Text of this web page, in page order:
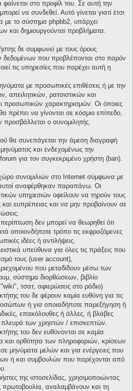
στο προφίλ του. Σε αυτή την
να συνδεθεί. Αυτό γίνεται γιατί έτσι
με το σύστημα phpbb2, υπάρχει
και δημιουργούνται προβλήματα.
δε συμφωνεί με τους όρους
που προβλέπονται στο παρόν
τις υπηρεσίες που παρέχει αυτή η
με προσωπικές επιθέσεις ή με την
απειλητικών, ρατσιστικών και
προσωπικών χαρακτηρισμών. Οι όποιες
πρέπει να γίνονται σε κόσμιο επίπεδο,
ο συνομιλητής.
θα συνεπάγεται την άμεση διαγραφή
και ενδεχομένως την
για τον συγκεκριμένο χρήστη (ban).
χώρο συνομιλιών στο Internet σύμφωνα με
αυτοί αναφέρθηκαν παραπάνω. Οι
υπηρεσιών οφείλουν να τηρούν τους
ευπρέπειας και να μην προβαίνουν σε
δεν μπορεί να θεωρηθεί ότι
οποιονδήποτε τρόπο τις εκφραζόμενες
ιδέες ή αντιλήψεις.
υπεύθυνα για όλες τις πράξεις που
τους (user account),
που μεταδίδουν μέσω των
σύστημα διορθώσεων, βιβλίο
τσατ, αφιερώσεις στο ράδιο)
του δε φέρουν καμία ευθύνη για τις
ή για οποιαδήποτε παρεξήγηση ή
επακόλουθες ή άλλες, ή βλάβες
των χρηστών / επισκεπτών.
του δεν ευθύνονται σε καμία
και ορθότητα των πληροφοριών, κρίσεων
μηνύματα μελών και για ενέργειες που
ή και συμβουλών που παρέχονται από
της ιστοσελίδας, χρησιμοποιώντας
πρωτοβουλία, αναλαμβάνουν και τη